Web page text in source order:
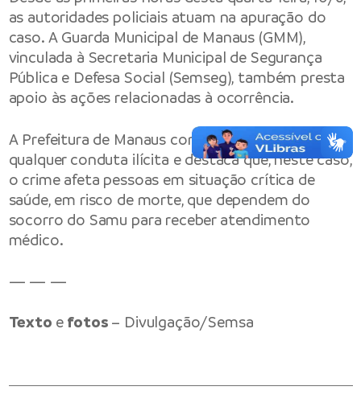
as autoridades policiais atuam na apuração do
caso. A Guarda Municipal de Manaus (GMM),
vinculada à Secretaria Municipal de Segurança
Pública e Defesa Social (Semseg), também presta
apoio às ações relacionadas à ocorrência.
A Prefeitura de Manaus condena veementemente
qualquer conduta ilícita e destaca que, neste caso,
o crime afeta pessoas em situação crítica de
saúde, em risco de morte, que dependem do
socorro do Samu para receber atendimento
médico.
— — —
Texto e fotos – Divulgação/Semsa